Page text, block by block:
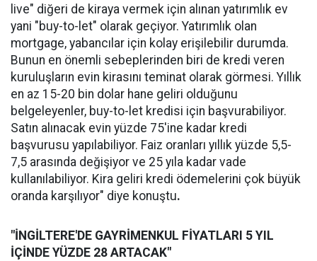
live" diğeri de kiraya vermek için alınan yatırımlık ev
yani "buy-to-let" olarak geçiyor. Yatırımlık olan
mortgage, yabancılar için kolay erişilebilir durumda.
Bunun en önemli sebeplerinden biri de kredi veren
kuruluşların evin kirasını teminat olarak görmesi. Yıllık
en az 15-20 bin dolar hane geliri olduğunu
belgeleyenler, buy-to-let kredisi için başvurabiliyor.
Satın alınacak evin yüzde 75'ine kadar kredi
başvurusu yapılabiliyor. Faiz oranları yıllık yüzde 5,5-
7,5 arasında değişiyor ve 25 yıla kadar vade
kullanılabiliyor. Kira geliri kredi ödemelerini çok büyük
oranda karşılıyor" diye konuştu.
"İNGİLTERE'DE GAYRİMENKUL FİYATLARI 5 YIL
İÇİNDE YÜZDE 28 ARTACAK"